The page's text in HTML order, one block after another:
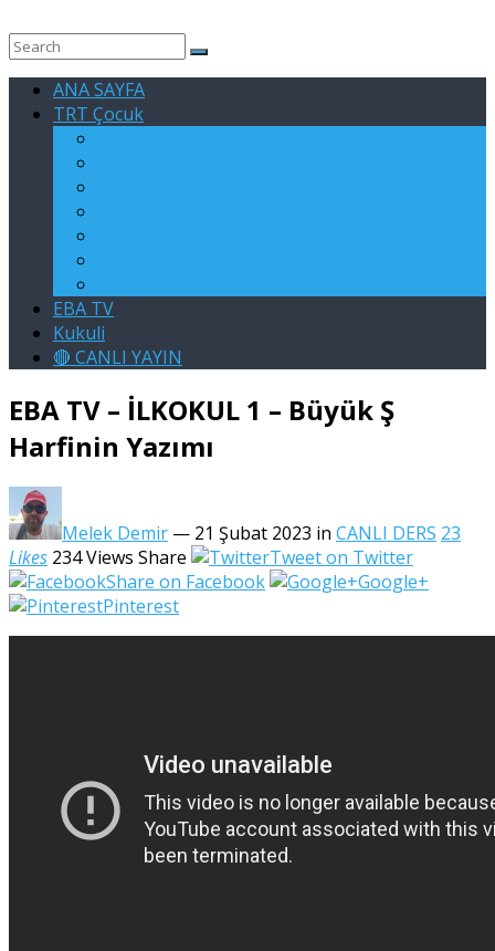
ANA SAYFA
TRT Çocuk
EBA TV
Kukuli
🔴 CANLI YAYIN
EBA TV – İLKOKUL 1 – Büyük Ş
Harfinin Yazımı
Melek Demir — 21 Şubat 2023 in CANLI DERS 23
Likes 234Views Share
Tweet on Twitter
Share on Facebook
Google+
Pinterest